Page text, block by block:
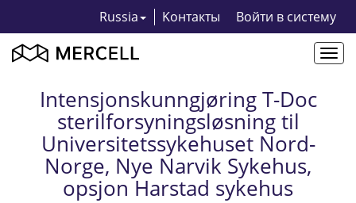
Russia Kонтакты Bойти в систему
Intensjonskunngjøring T-Doc
sterilforsyningsløsning til
Universitetssykehuset Nord-
Norge, Nye Narvik Sykehus,
opsjon Harstad sykehus